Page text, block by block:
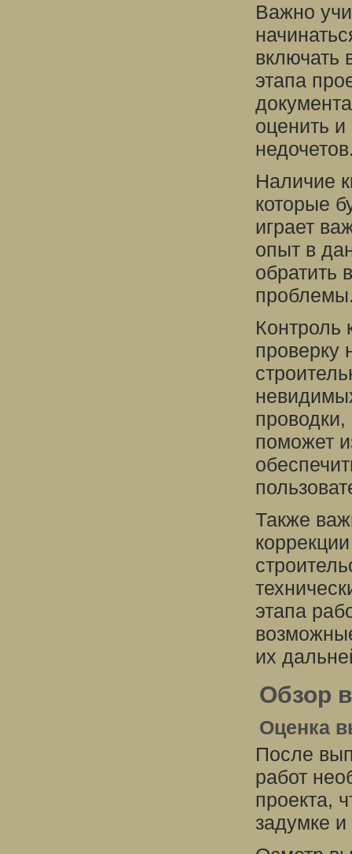
Важно
включать
этапа
оценить
Наличие
которые
играет
опыт в
обратить
Контроль
проверку
поможет
Также
этапа
их
Обзор
Оценка
После
работ
проекта,
задумке и